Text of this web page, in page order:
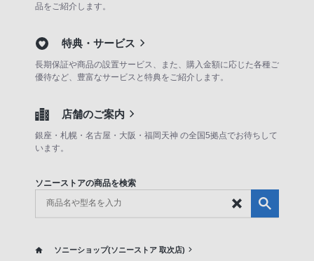
品をご紹介します。
特典・サービス
長期保証や商品の設置サービス、また、購入金額に応じた各種ご
優待など、豊富なサービスと特典をご紹介します。
店舗のご案内
銀座・札幌・名古屋・大阪・福岡天神 の全国5拠点でお待ちして
います。
ソニーストアの商品を検索
ソニーショップ(ソニーストア 取次店)